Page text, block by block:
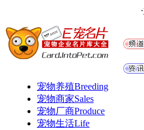
·
宠物养殖Breeding
宠物商家Sales
宠物厂商Produce
宠物生活Life